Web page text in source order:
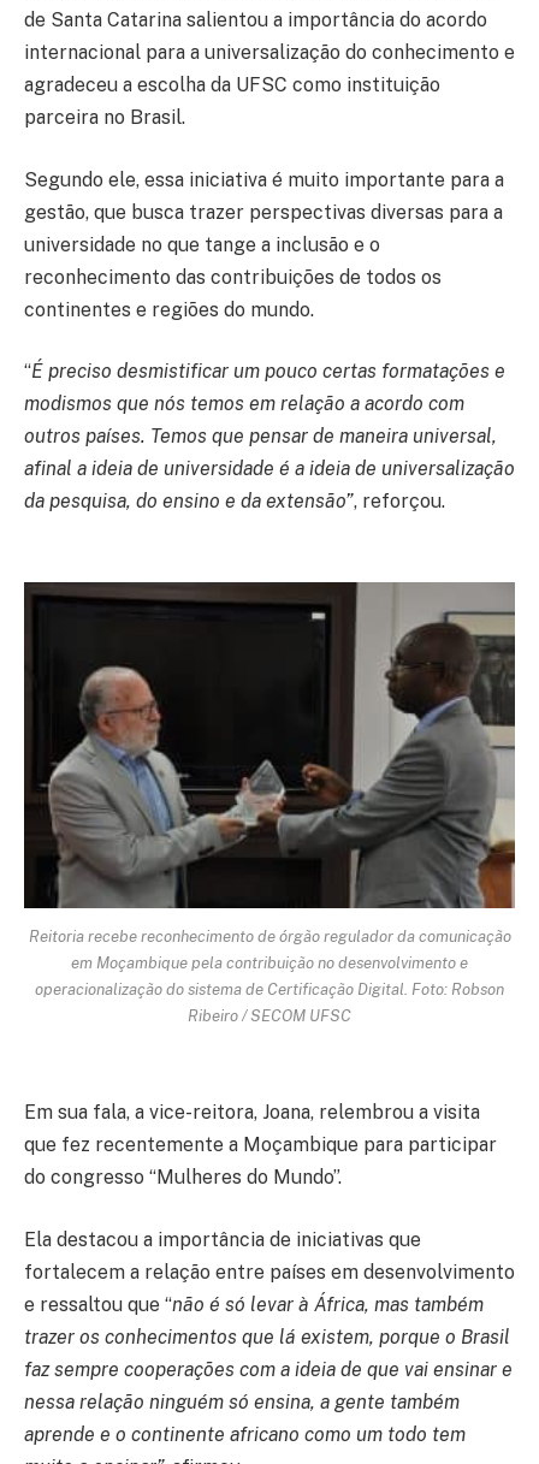
de Santa Catarina salientou a importância do acordo
internacional para a universalização do conhecimento e
agradeceu a escolha da UFSC como instituição
parceira no Brasil.
Segundo ele, essa iniciativa é muito importante para a
gestão, que busca trazer perspectivas diversas para a
universidade no que tange a inclusão e o
reconhecimento das contribuições de todos os
continentes e regiões do mundo.
“É preciso desmistificar um pouco certas formatações e
modismos que nós temos em relação a acordo com
outros países. Temos que pensar de maneira universal,
afinal a ideia de universidade é a ideia de universalização
da pesquisa, do ensino e da extensão”, reforçou.
Reitoria recebe reconhecimento de órgão regulador da comunicação
em Moçambique pela contribuição no desenvolvimento e
operacionalização do sistema de Certificação Digital. Foto: Robson
Ribeiro / SECOM UFSC
Em sua fala, a vice-reitora, Joana, relembrou a visita
que fez recentemente a Moçambique para participar
do congresso “Mulheres do Mundo”.
Ela destacou a importância de iniciativas que
fortalecem a relação entre países em desenvolvimento
e ressaltou que “não é só levar à África, mas também
trazer os conhecimentos que lá existem, porque o Brasil
faz sempre cooperações com a ideia de que vai ensinar e
nessa relação ninguém só ensina, a gente também
aprende e o continente africano como um todo tem